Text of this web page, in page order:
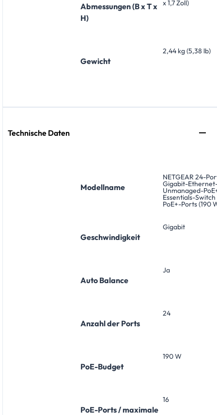
Abmessungen (B x T x
H)
x 1,7 Zoll)
Gewicht
2,44 kg (5,38 lb)
Technische Daten
Modellname
NETGEAR 24-
Gigabit-
Unmanaged-
Essentials-Switch
PoE+-Ports (190
Geschwindigkeit
Gigabit
Auto Balance
Ja
Anzahl der Ports
24
PoE-Budget
190 W
PoE-Ports / maximale
16